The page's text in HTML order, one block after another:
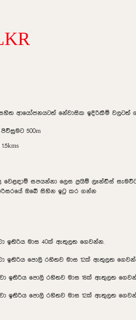
ආයෝජනයටත් නේවාසික ඉදිරිකීම් වලටත්
500m
වෙළඳාම් සපයන්නා ලෙස ප්‍රයිම් ලෑන්ඩ්ස්
ඔබේ සිහින ඉටු කර ගන්න
ඉතිරිය මාස 40ක් ඇතුලත ගෙවන්න.
ඉතිරිය පොලි රහිතව මාස 12ක් ඇතුලත
ඉතිරිය පොලි රහිතව මාස 18ක් ඇතුලත
ඉතිරිය පොලි රහිතව මාස 12ක් ඇතුලත